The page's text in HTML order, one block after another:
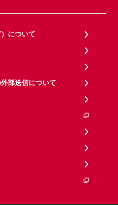
について
部送信について